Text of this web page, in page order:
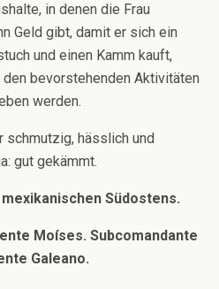
in denen die Frau
Geld gibt, damit er sich ein
und einen Kamm kauft,
bevorstehenden Aktivitäten
werden.
schmutzig, hässlich und
gut gekämmt.
Südostens.
Moíses. Subcomandante
Galeano.